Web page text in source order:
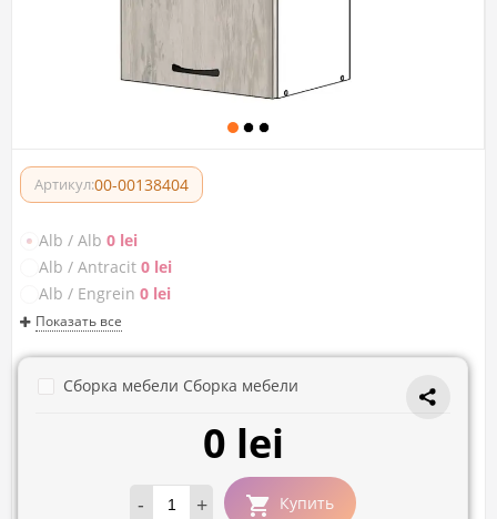
Артикул:00-00138404
Alb / Alb 0 lei
Alb / Antracit 0 lei
Alb / Engrein 0 lei
Показать все
Сборка мебели Сборка мебели
0 lei
- + Купить